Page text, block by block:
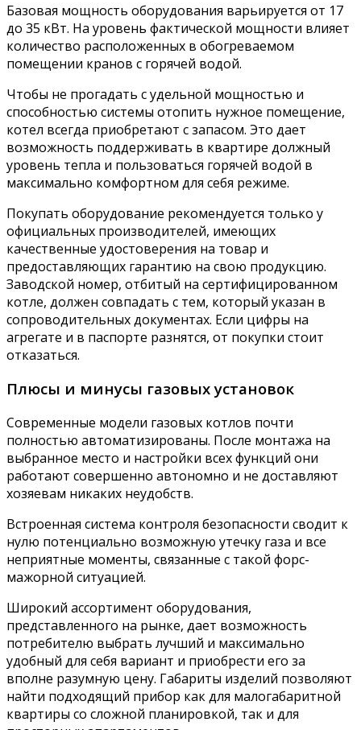
Базовая мощность оборудования варьируется от 17
до 35 кВт. На уровень фактической мощности влияет
количество расположенных в обогреваемом
помещении кранов с горячей водой.
Чтобы не прогадать с удельной мощностью и
способностью системы отопить нужное помещение,
котел всегда приобретают с запасом. Это дает
возможность поддерживать в квартире должный
уровень тепла и пользоваться горячей водой в
максимально комфортном для себя режиме.
Покупать оборудование рекомендуется только у
официальных производителей, имеющих
качественные удостоверения на товар и
предоставляющих гарантию на свою продукцию.
Заводской номер, отбитый на сертифицированном
котле, должен совпадать с тем, который указан в
сопроводительных документах. Если цифры на
агрегате и в паспорте разнятся, от покупки стоит
отказаться.
Плюсы и минусы газовых установок
Современные модели газовых котлов почти
полностью автоматизированы. После монтажа на
выбранное место и настройки всех функций они
работают совершенно автономно и не доставляют
хозяевам никаких неудобств.
Встроенная система контроля безопасности сводит к
нулю потенциально возможную утечку газа и все
неприятные моменты, связанные с такой форс-
мажорной ситуацией.
Широкий ассортимент оборудования,
представленного на рынке, дает возможность
потребителю выбрать лучший и максимально
удобный для себя вариант и приобрести его за
вполне разумную цену. Габариты изделий позволяют
найти подходящий прибор как для малогабаритной
квартиры со сложной планировкой, так и для